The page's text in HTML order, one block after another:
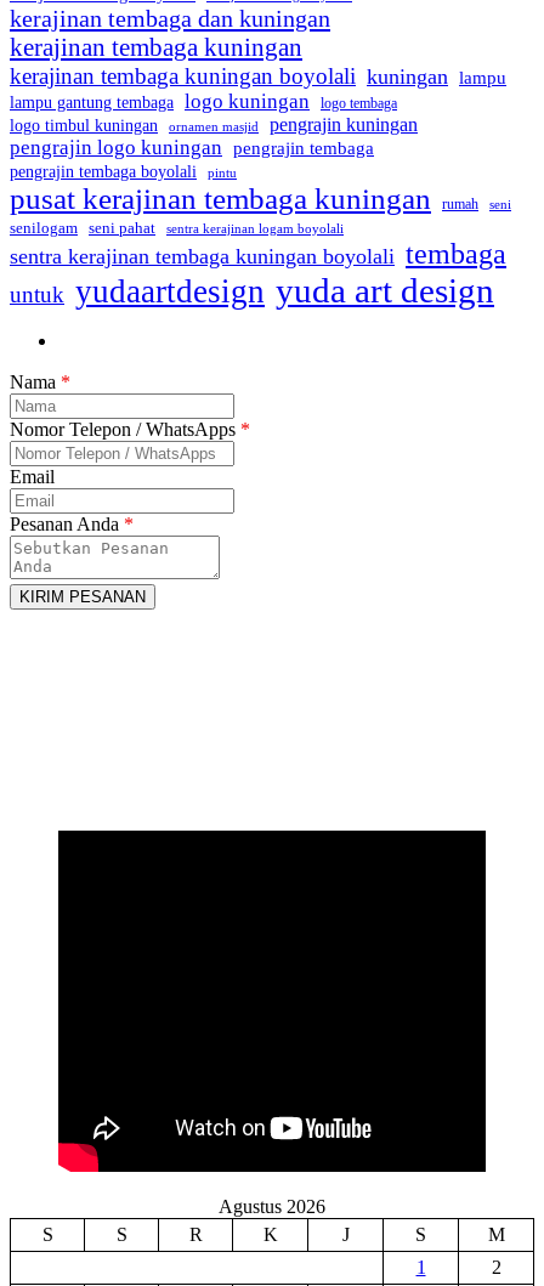
kerajinan tembaga dan kuningan
kerajinan tembaga kuningan
kerajinan tembaga kuningan boyolali kuningan lampu
lampu gantung tembaga logo kuningan logo tembaga
logo timbul kuningan ornamen masjid pengrajin kuningan
pengrajin logo kuningan pengrajin tembaga
pengrajin tembaga boyolali
pintu
pusat kerajinan tembaga kuningan rumah seni
senilogam seni pahat sentra kerajinan logam boyolali
sentra kerajinan tembaga kuningan boyolali tembaga
untuk yudaartdesign yuda art design
Nama *
Nomor Telepon / WhatsApps *
Email
Pesanan Anda *
Agustus 2026
S
S R K J S
M
1
2